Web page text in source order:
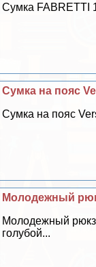
Сумка FABRETTI
Сумка на пояс
Сумка на пояс
Молодежный
Молодежный
гoлyбой...